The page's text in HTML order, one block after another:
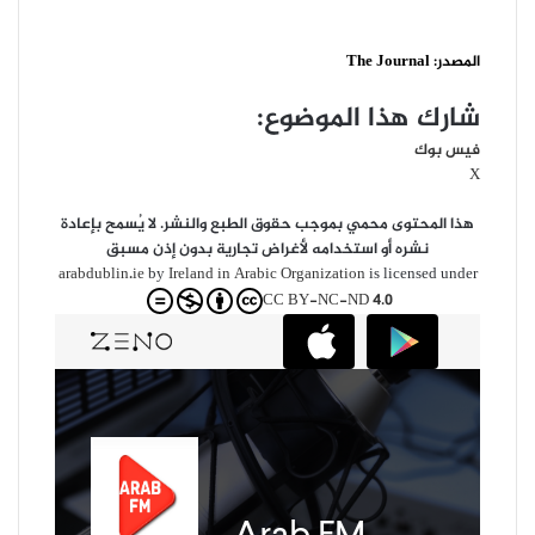
المصدر:The Journal
شارك هذا الموضوع:
فيس بوك
X
هذا المحتوى محمي بموجب حقوق الطبع والنشر. لا يُسمح بإعادة
نشره أو استخدامه لأغراض تجارية بدون إذن مسبق
arabdublin.iebyIreland in Arabic Organizationis licensed under
CC BY-NC-ND 4.0